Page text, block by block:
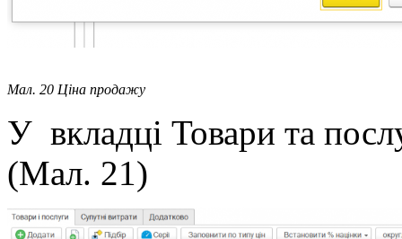
Мал. 20 Ціна продажу
У вкладці Товари та
(Мал. 21)